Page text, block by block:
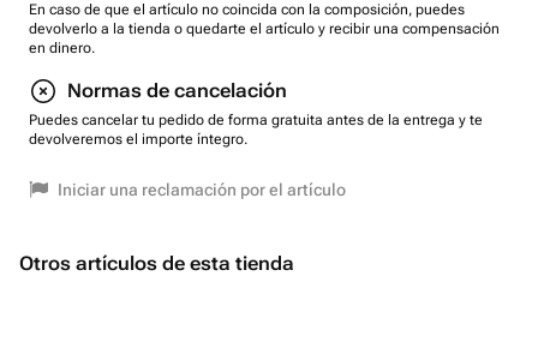
En caso de que el artículo no coincida con la composición, puedes
devolverlo a la tienda o quedarte el artículo y recibir una compensación
en dinero.
Normas de cancelación
Puedes cancelar tu pedido de forma gratuita antes de la entrega y te
devolveremos el importe íntegro.
Iniciar una reclamación por el artículo
Otros artículos de esta tienda